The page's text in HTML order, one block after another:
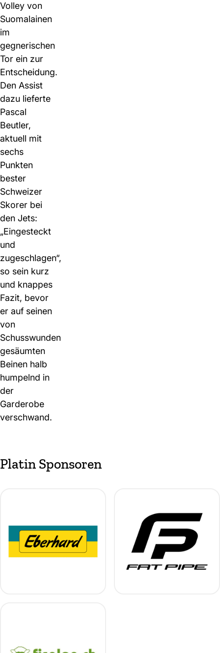
Volley von
Suomalainen
im
gegnerischen
Tor ein zur
Entscheidung.
Den Assist
dazu lieferte
Pascal
Beutler,
aktuell mit
sechs
Punkten
bester
Schweizer
Skorer bei
den Jets:
„Eingesteckt
und
zugeschlagen“,
so sein kurz
und knappes
Fazit, bevor
er auf seinen
von
Schusswunden
gesäumten
Beinen halb
humpelnd in
der
Garderobe
verschwand.
Platin Sponsoren